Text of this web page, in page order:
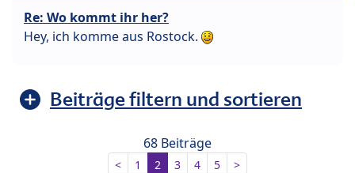
Re: Wo kommt ihr her?
Hey, ich komme aus Rostock.
Beiträge filtern und sortieren
68 Beiträge
< 1 2 3 4 5 >